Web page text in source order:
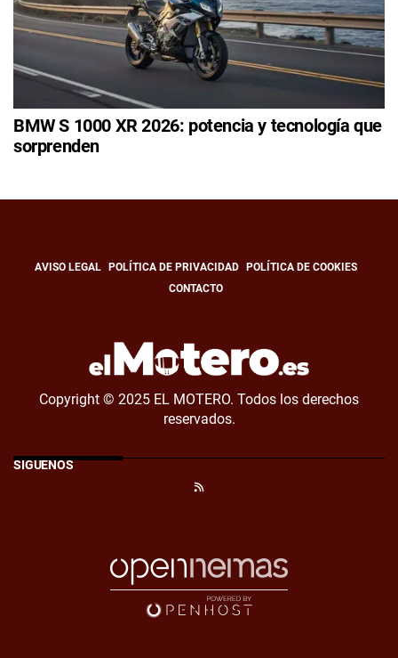
BMW S 1000 XR 2026: potencia y tecnología que
sorprenden
AVISO LEGAL POLÍTICA DE PRIVACIDAD
POLÍTICA DE COOKIES
CONTACTO
Copyright © 2025 EL MOTERO. Todos los derechos
reservados.
SÍGUENOS